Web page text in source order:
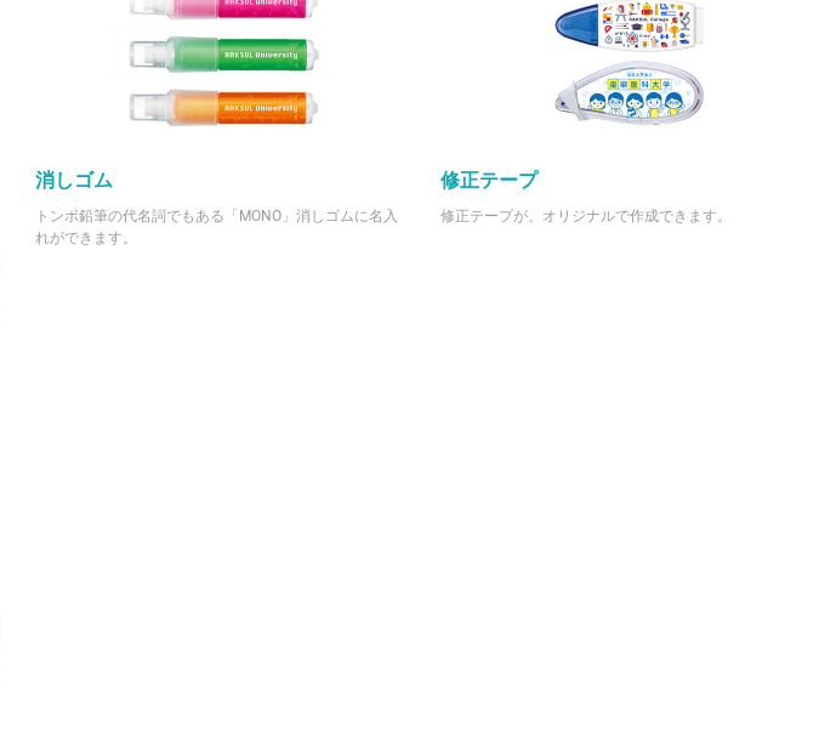
消しゴム
トンボ鉛筆の代名詞でもある「MONO」消しゴムに名入
れができます。
修正テープ
修正テープが、オリジナルで作成できます。